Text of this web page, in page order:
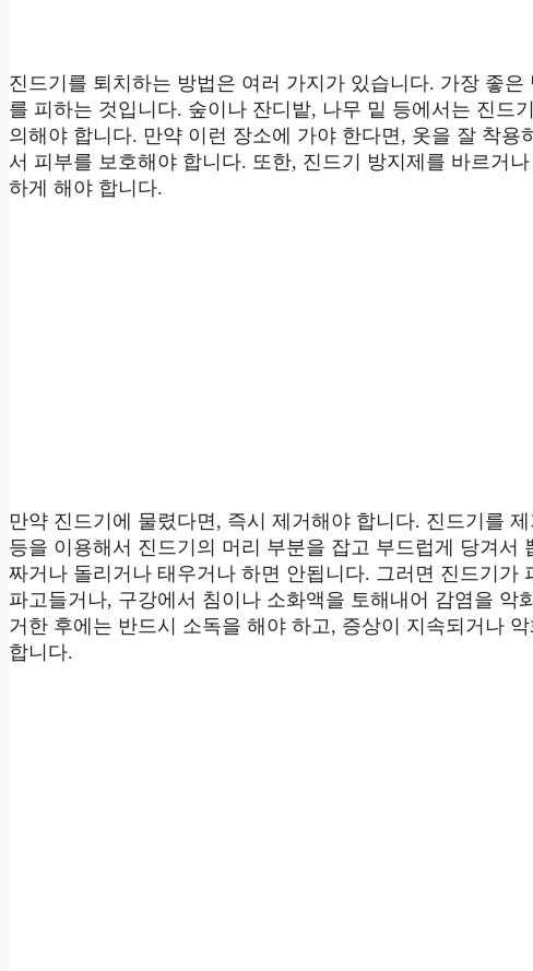
진드기를 퇴치하는 방법은 여러 가지가 있습니다. 가장 좋
를 피하는 것입니다. 숲이나 잔디밭, 나무 밑 등에서는 진드
의해야 합니다. 만약 이런 장소에 가야 한다면, 옷을 잘 착용
서 피부를 보호해야 합니다. 또한, 진드기 방지제를 바르거
하게 해야 합니다.
만약 진드기에 물렸다면, 즉시 제거해야 합니다. 진드기를
등을 이용해서 진드기의 머리 부분을 잡고 부드럽게 당겨서
짜거나 돌리거나 태우거나 하면 안됩니다. 그러면 진드기가
파고들거나, 구강에서 침이나 소화액을 토해내어 감염을 악
거한 후에는 반드시 소독을 해야 하고, 증상이 지속되거나
합니다.